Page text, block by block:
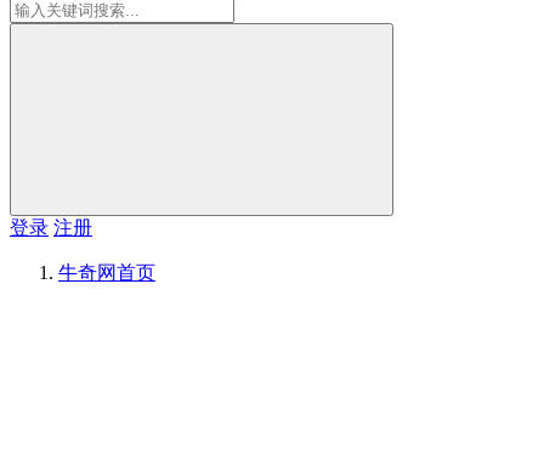
登录 注册
牛奇网首页